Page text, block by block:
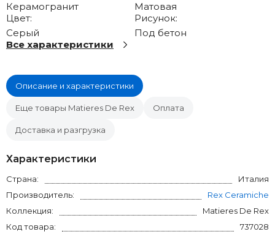
Керамогранит
Матовая
Цвет:
Серый
Рисунок:
Под бетон
Все характеристики
Описание и характеристики
Еще товары Matieres De Rex Оплата
Доставка и разгрузка
Характеристики
Страна:
Италия
Производитель:
Rex Ceramiche
Коллекция:
Matieres De Rex
Код товара:
737028